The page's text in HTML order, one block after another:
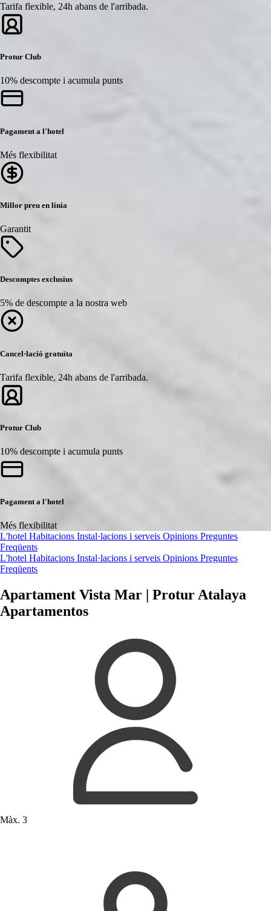
Tarifa flexible, 24h abans de l'arribada.
Protur Club
10% descompte i acumula punts
Pagament a l'hotel
Més flexibilitat
Millor preu en línia
Garantit
Descomptes exclusius
5% de descompte a la nostra web
Cancel·lació gratuïta
Tarifa flexible, 24h abans de l'arribada.
Protur Club
10% descompte i acumula punts
Pagament a l'hotel
Més flexibilitat
L'hotel Habitacions Instal·lacions i serveis Opinions Preguntes
Freqüents
L'hotel Habitacions Instal·lacions i serveis Opinions Preguntes
Freqüents
Apartament Vista Mar | Protur Atalaya
Apartamentos
Màx. 3